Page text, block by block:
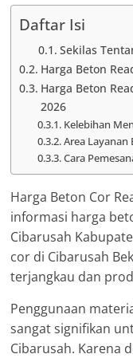
Daftar Isi
Sekilas
Harga Beton
Harga Beton
2026
Kelebihan
Area Layanan
Cara
Harga Beton Cor
informasi harga
Cibarusah
cor di Cibarusah
terjangkau dan
Penggunaan
sangat signifikan
Cibarusah. Karena